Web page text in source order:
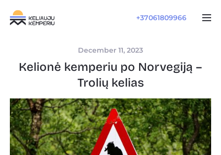
+37061809966
December 11, 2023
Kelionė kemperiu po Norvegiją –
Trolių kelias